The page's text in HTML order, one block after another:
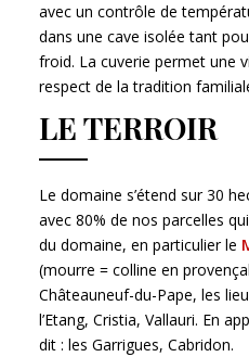
avec un contrôle de
dans une cave isolée tant
froid. La cuverie permet une
respect de la tradition
LE TERROIR
Le domaine s’étend sur 30
avec 80% de nos parcelles
du domaine, en particulier le
(mourre = colline en
Châteauneuf-du-Pape, les
l’Etang, Cristia, Vallauri. En
dit : les Garrigues, Cabridon.